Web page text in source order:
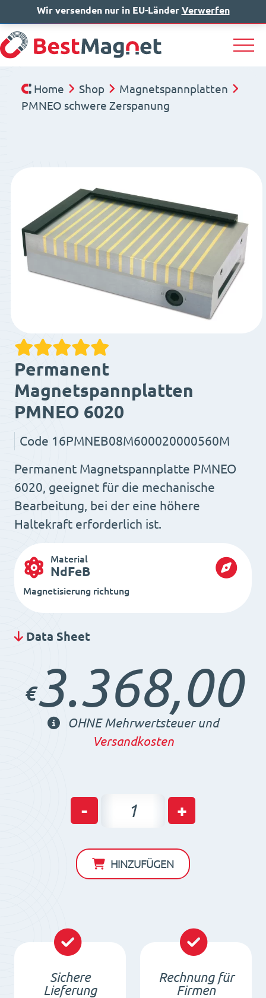
IT EN DE
Home Shop
Magnetspannplatten
PMNEO schwere Zerspanung
Permanent
Magnetspannplatten
PMNEO 6020
Code 16PMNEB08M600020000560M
Permanent Magnetspannplatte PMNEO
6020, geeignet für die mechanische
Bearbeitung, bei der eine höhere
Haltekraft erforderlich ist.
Material
NdFeB
Magnetisierung richtung
Data Sheet
€3.368,00
OHNE Mehrwertsteuer und
Versandkosten
-
Permanent
Magnetspannplatten
6020
Menge
+
HINZUFÜGEN
Sichere
Lieferung
Rechnung für
Firmen
Wir versenden nur in EU-Länder Verwerfen